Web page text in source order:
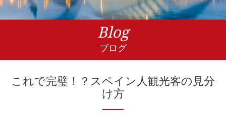
Blog
ブログ
これで完璧！？スペイン人観光客の見分
け方